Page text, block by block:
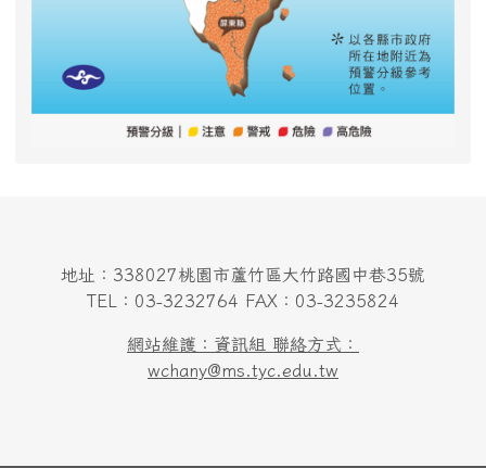
地址：338027桃園市蘆竹區大竹路國中巷35號
TEL：03-3232764 FAX：03-3235824
網站維護：資訊組 聯絡方式：
wchany@ms.tyc.edu.tw